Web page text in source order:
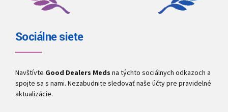
Sociálne siete
Navštívte Good Dealers Meds na týchto sociálnych odkazoch a
spojte sa s nami. Nezabudnite sledovať naše účty pre pravidelné
aktualizácie.